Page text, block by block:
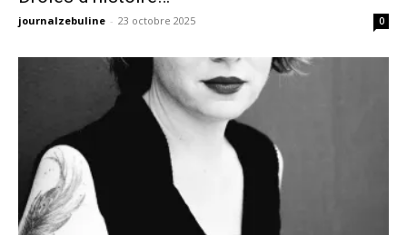
journalzebuline - 23 octobre 2025 0